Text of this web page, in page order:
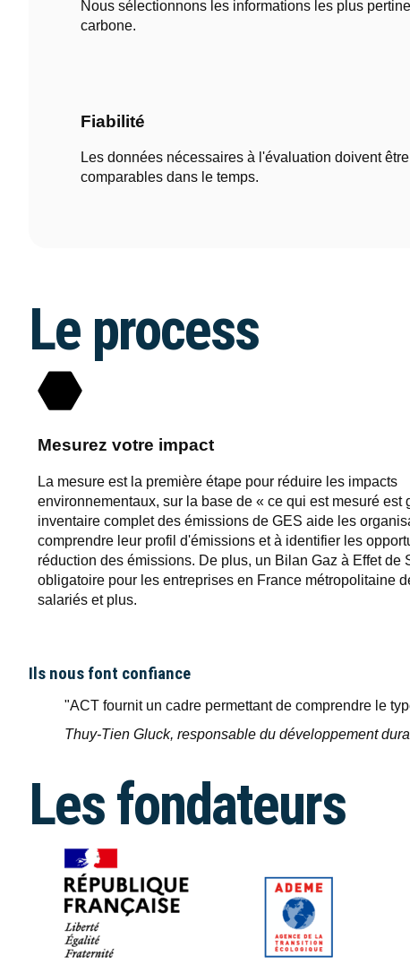
Nous sélectionnons les informations les plus
carbone.
Fiabilité
Les données nécessaires à l'évaluation doivent
comparables dans le temps.
Le process
Mesurez votre impact
La mesure est la première étape pour réduire les impacts
environnementaux, sur la base de « ce qui est mesuré est
inventaire complet des émissions de GES aide les
comprendre leur profil d'émissions et à identifier les
réduction des émissions. De plus, un Bilan Gaz à Effet de
obligatoire pour les entreprises en France métropolitaine
salariés et plus.
Ils nous font confiance
"ACT fournit un cadre permettant de comprendre le
Thuy-Tien Gluck, responsable du développement
Les fondateurs